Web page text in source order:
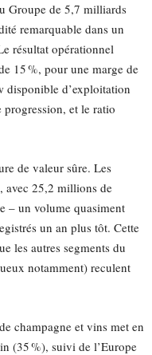
Groupe de 5,7 milliards
remarquable dans un
résultat opérationnel
15 %, pour une marge de
disponible d’exploitation
progression, et le ratio
de valeur sûre. Les
avec 25,2 millions de
– un volume quasiment
un an plus tôt. Cette
les autres segments du
notamment) reculent
champagne et vins met en
(35 %), suivi de l’Europe